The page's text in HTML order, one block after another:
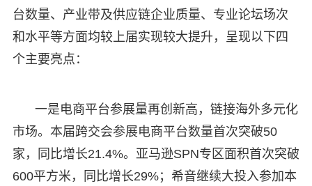
台数量、产业带及供应链企业质量、专业论坛场次
和水平等方面均较上届实现较大提升，呈现以下四
个主要亮点：
一是电商平台参展量再创新高，链接海外多元化
市场。本届跨交会参展电商平台数量首次突破50
家，同比增长21.4%。亚马逊SPN专区面积首次突破
600平方米，同比增长29%；希音继续大投入参加本